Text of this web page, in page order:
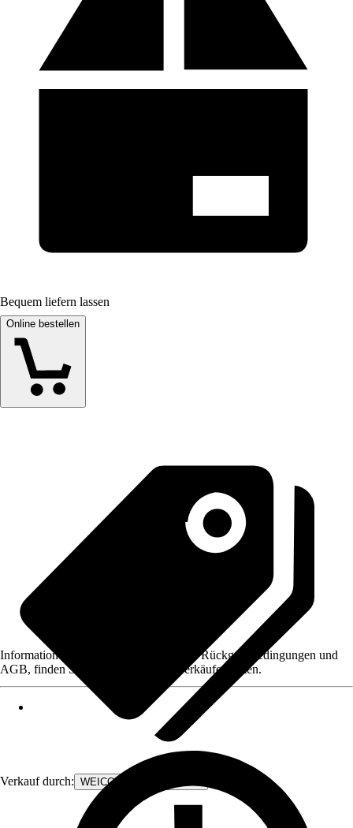
Bequem liefern lassen
Online bestellen
Verkauf durch: WEICON GmbH & Co. KG
Informationen des Verkäufers, wie z. B. Rückgabebedingungen und
AGB, finden Sie bei Klick auf den Verkäufernamen.